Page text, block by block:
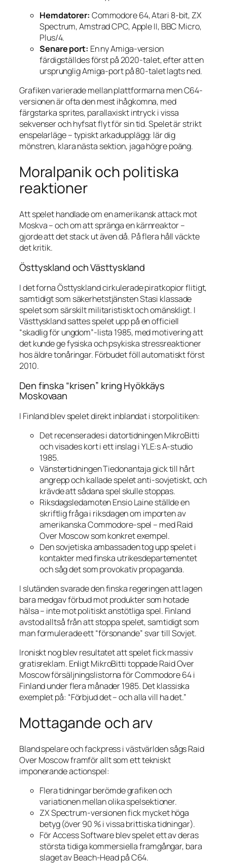
Hemdatorer: Commodore 64, Atari 8-bit, ZX
Spectrum, Amstrad CPC, Apple II, BBC Micro,
Plus/4.
Senare port: En ny Amiga-version
färdigställdes först på 2020-talet, efter att en
ursprunglig Amiga-port på 80-talet lagts ned.
Grafiken varierade mellan plattformarna men C64-
versionen är ofta den mest ihågkomna, med
färgstarka sprites, parallaxiskt intryck i vissa
sekvenser och hyfsat flyt för sin tid. Spelet är strikt
enspelarläge – typiskt arkadupplägg: lär dig
mönstren, klara nästa sektion, jaga högre poäng.
Moralpanik och politiska
reaktioner
Att spelet handlade om en amerikansk attack mot
Moskva – och om att spränga en kärnreaktor –
gjorde att det stack ut även då. På flera håll väckte
det kritik.
Östtyskland och Västtyskland
I det forna Östtyskland cirkulerade piratkopior flitigt,
samtidigt som säkerhetstjänsten Stasi klassade
spelet som särskilt militaristiskt och omänskligt. I
Västtyskland sattes spelet upp på en officiell
“skadlig för ungdom”-lista 1985, med motivering att
det kunde ge fysiska och psykiska stressreaktioner
hos äldre tonåringar. Förbudet föll automatiskt först
2010.
Den finska “krisen” kringHyökkäys
Moskovaan
I Finland blev spelet direkt inblandat i storpolitiken:
Det recenserades i datortidningenMikroBitti
och visades kort i ett inslag i YLE:s A-studio
1985.
VänstertidningenTiedonantajagick till hårt
angrepp och kallade spelet anti-sovjetiskt, och
krävde att sådana spel skulle stoppas.
Riksdagsledamoten Ensio Laine ställde en
skriftlig fråga i riksdagen om importen av
amerikanska Commodore-spel – medRaid
Over Moscowsom konkret exempel.
Den sovjetiska ambassaden tog upp spelet i
kontakter med finska utrikesdepartementet
och såg det som provokativ propaganda.
I slutänden svarade den finska regeringen att lagen
bara medgav förbud mot produkter som hotade
hälsa – inte mot politiskt anstötliga spel. Finland
avstod alltså från att stoppa spelet, samtidigt som
man formulerade ett “försonande” svar till Sovjet.
Ironiskt nog blev resultatet att spelet fick massiv
gratisreklam. EnligtMikroBittitoppadeRaid Over
Moscowförsäljningslistorna för Commodore 64 i
Finland under flera månader 1985. Det klassiska
exemplet på: “Förbjud det – och alla vill ha det.”
Mottagande och arv
Bland spelare och fackpress i västvärlden sågsRaid
Over Moscowframför allt som ett tekniskt
imponerande actionspel:
Flera tidningar berömde grafiken och
variationen mellan olika spelsektioner.
ZX Spectrum-versionen fick mycket höga
betyg (över 90 % i vissa brittiska tidningar).
För Access Software blev spelet ett av deras
största tidiga kommersiella framgångar, bara
slaget avBeach-Headpå C64.